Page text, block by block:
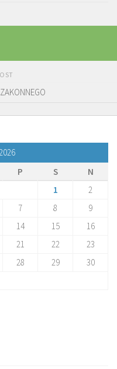
P S
N
1
2
7 8
9
14 15
16
21 22
23
28 29
30